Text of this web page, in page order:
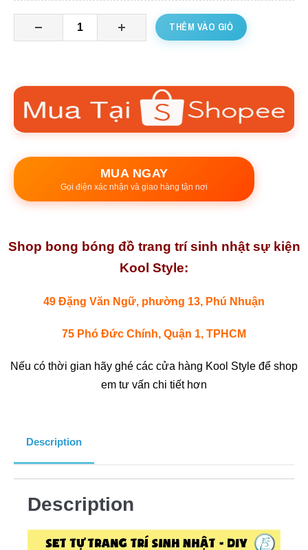
THÊM VÀO GIỎ
MUA NGAY
Gọi điện xác nhận và giao hàng tận nơi
Shop bong bóng đồ trang trí sinh nhật sự kiện
Kool Style:
49 Đặng Văn Ngữ, phường 13, Phú Nhuận
75 Phó Đức Chính, Quận 1, TPHCM
Nếu có thời gian hãy ghé các cửa hàng Kool Style để shop
em tư vấn chi tiết hơn
Description
Description